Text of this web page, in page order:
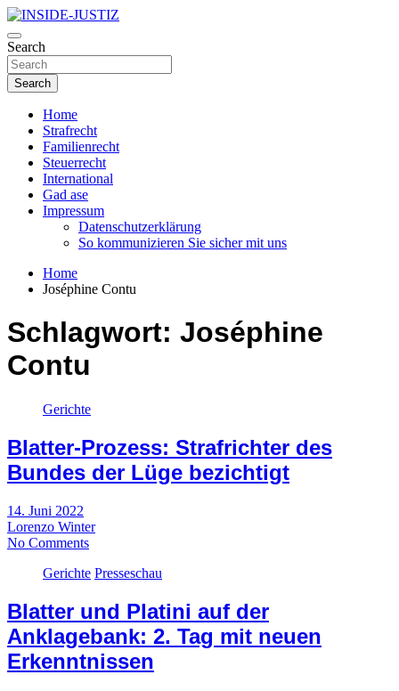
Skip
to
content
INSIDE-JUSTIZ
Investigativer Journalismus zur Dritten Gewalt
Search
Search
Home
Strafrecht
Familienrecht
Steuerrecht
International
Gad ase
Impressum
Datenschutzerklärung
So kommunizieren Sie sicher mit uns
Home
Joséphine Contu
Schlagwort: Joséphine
Contu
Gerichte
Blatter-Prozess: Strafrichter des
Bundes der Lüge bezichtigt
14. Juni 2022
Lorenzo Winter
No Comments
Gerichte Presseschau
Blatter und Platini auf der
Anklagebank: 2. Tag mit neuen
Erkenntnissen